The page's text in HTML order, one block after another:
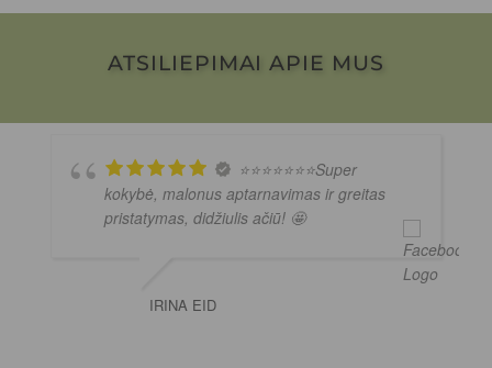
ATSILIEPIMAI APIE MUS
⭐️⭐️⭐️⭐️⭐️⭐️⭐️Super
kokybė, malonus aptarnavimas ir greitas
pristatymas, didžiulis ačiū! 🤩
IRINA EID